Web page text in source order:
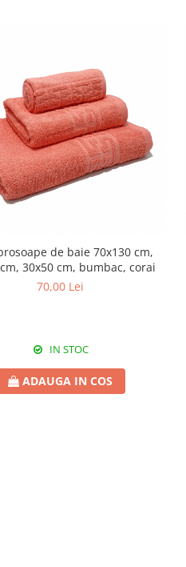
de baie 70x130 cm,
30x50 cm, bumbac, corai
70,00 Lei
IN STOC
ADAUGA IN COS